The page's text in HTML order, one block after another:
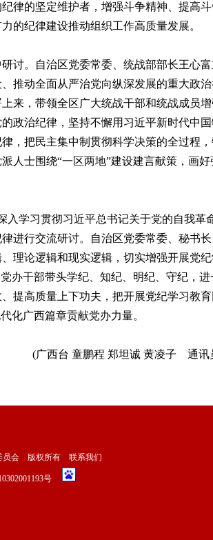
律的坚定维护者，增强斗争精神、提高
的纪律建设推动组织工作高质量发展。
。自治区党委常委、统战部部长王心富
推动全面从严治党向纵深发展的重大政
来，带领全区广大统战干部和统战成员
政治纪律，坚持不懈用习近平新时代中
，把民主集中制贯彻科学决策的全过程
人士围绕“一区两地”建设建言献策，画
学习贯彻习近平总书记关于党的自我革
进行交流研讨。自治区党委常委、秘书
理论逻辑和现实逻辑，切实增强开展党
办干部带头学纪、知纪、明纪、守纪，进
提高质量上下功夫，把开展党纪学习教
化广西篇章贡献党办力量。
(广西台 童鹏程 郑坦诚 黄凌子 通讯
员会 版权所有 联系我们
号